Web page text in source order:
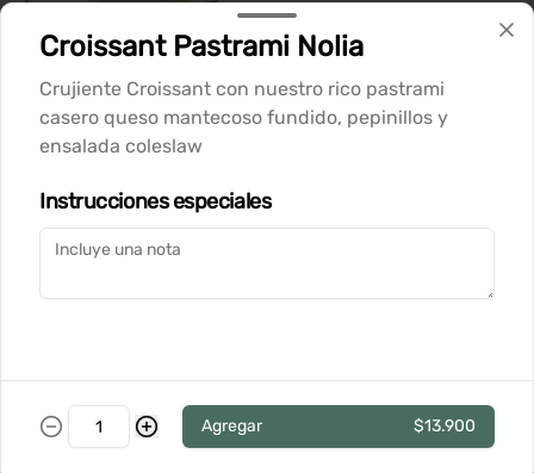
Wraps
Wrap de Pastrami
palta, lechuga crujiente y aceitunas.
Tortilla suave con pechuga de pollo,
palta, lechuga crujiente y aceitunas.
Perfecto para una comida ligera y
deliciosa
Croissant Pastrami Nolia
Crujiente Croissant con nuestro rico pastrami
casero queso mantecoso fundido, pepinillos y
ensalada coleslaw
Instrucciones especiales
Agregar $13.900